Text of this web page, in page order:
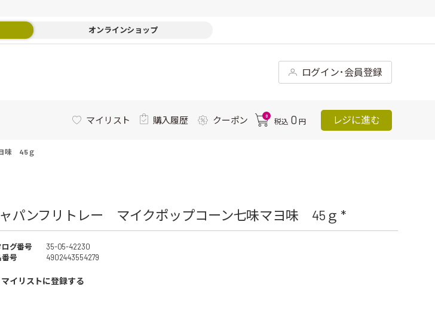
オンラインショップ
ログイン･会員登録
マイリスト 購入履歴 クーポン 0
税込 0 円 レジに進む
味 45ｇ
パンフリトレー マイクポップコーン七味マヨ味 45ｇ *
ログ番号
35-05-42230
号
4902443554279
マイリストに登録する